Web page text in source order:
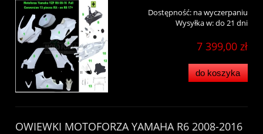
Dostępność: na wyczerpaniu
Wysyłka w:do 21 dni
7 399,00 zł
do koszyka
OWIEWKI MOTOFORZA YAMAHA R6 2008-2016